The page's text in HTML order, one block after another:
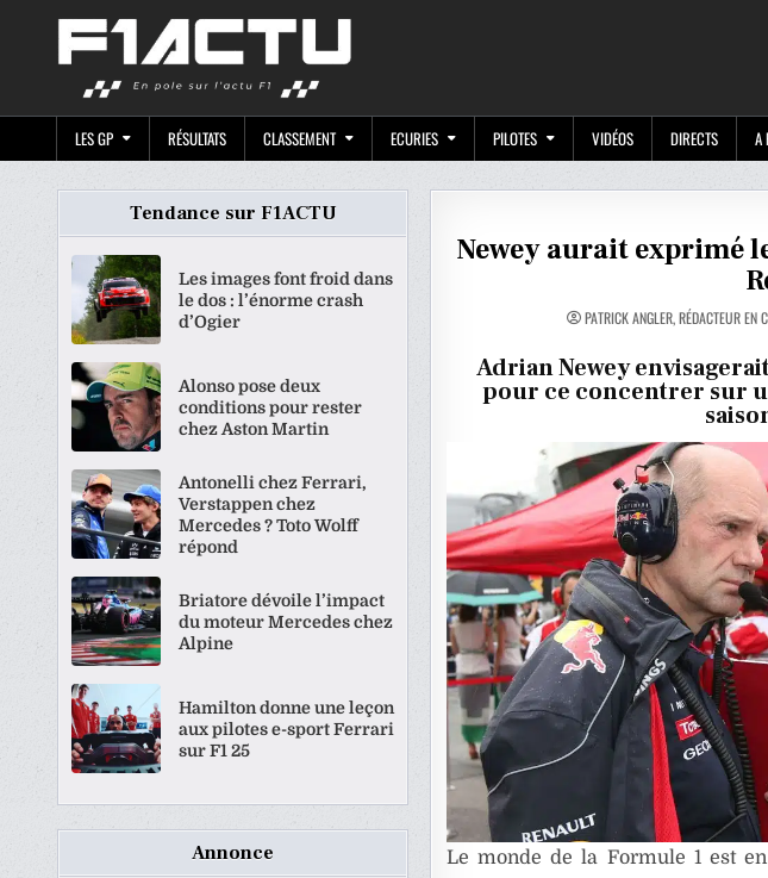
LES GP RÉSULTATS CLASSEMENT ECURIES PILOTES VIDÉOS DIRECTS A
Newey aurait exprimé
PATRICK ANGLER, RÉDACTEUR EN
Adrian Newey
pour ce concentrer sur
Le monde de la Formule 1 est
Tendance sur F1ACTU
Les images font froid dans
le dos : l’énorme crash
d’Ogier
Alonso pose deux
conditions pour rester
chez Aston Martin
Antonelli chez Ferrari,
Verstappen chez
Mercedes ? Toto Wolff
répond
Briatore dévoile l’impact
du moteur Mercedes chez
Alpine
Hamilton donne une leçon
aux pilotes e-sport Ferrari
sur F1 25
Annonce